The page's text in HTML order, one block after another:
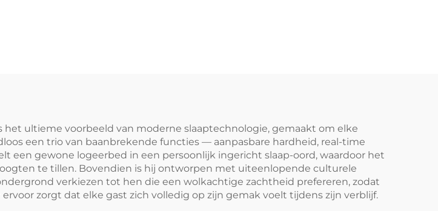
het ultieme voorbeeld van moderne slaaptechnologie, gemaakt om elke
een trio van baanbrekende functies — aanpasbare hardheid, real-time
gewone logeerbed in een persoonlijk ingericht slaap-oord, waardoor het
te tillen. Bovendien is hij ontworpen met uiteenlopende culturele
verkiezen tot hen die een wolkachtige zachtheid prefereren, zodat
zorgt dat elke gast zich volledig op zijn gemak voelt tijdens zijn verblijf.